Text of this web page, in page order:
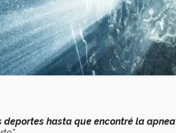
hasta que encontré la apnea